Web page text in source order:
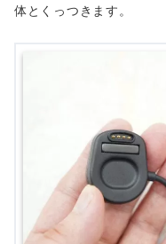
体とくっつきます。